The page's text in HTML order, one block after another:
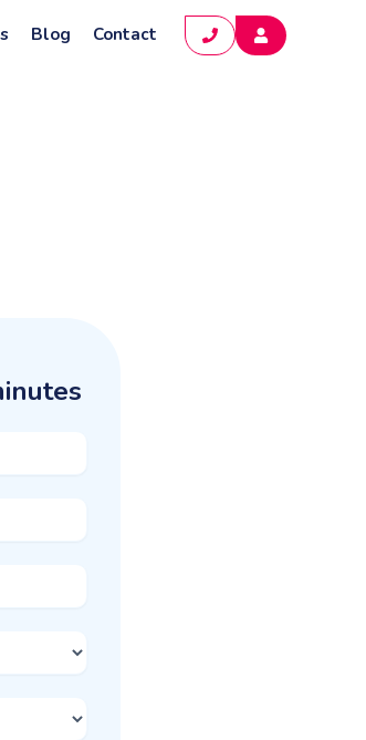
Blog Contact